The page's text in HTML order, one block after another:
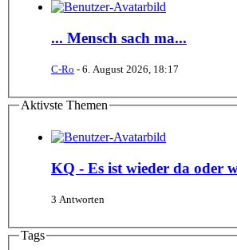
... Mensch sach ma...
C-Ro - 6. August 2026, 18:17
Aktivste Themen
KQ - Es ist wieder da oder
3 Antworten
Tags